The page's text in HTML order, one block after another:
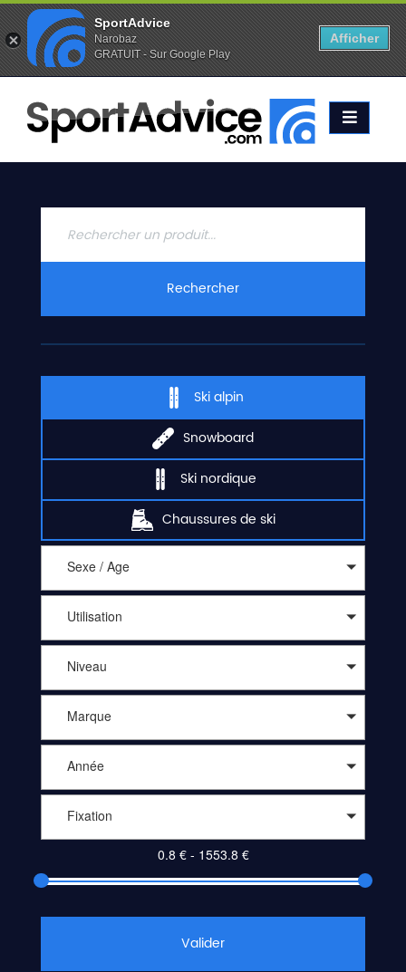
Favoris (0) Alertes (0)
ACCUEIL
SKIS
2020
CONTACT
Rechercher
Ski alpin
Snowboard
Ski nordique
Chaussures de ski
Sexe / Age
Utilisation
Niveau
Marque
Année
Fixation
Valider
SportAdvice
Narobaz
GRATUIT - Sur Google Play
Afficher